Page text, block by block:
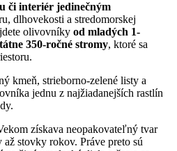
či interiér jedinečným
dlhovekosti a stredomorskej
olivovníky od mladých 1-
350-ročné stromy, ktoré sa
kmeň, strieborno-zelené listy a
jednu z najžiadanejších rastlín
získava neopakovateľný tvar
stovky rokov. Práve preto sú